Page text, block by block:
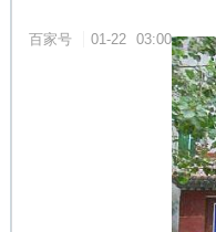
百家号 01-22 03:00